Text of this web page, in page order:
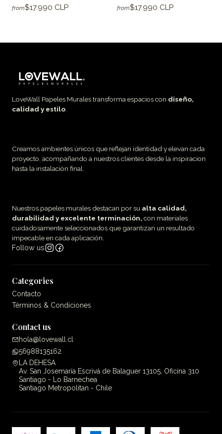
from$17.990 CLP from$17.990 CLP
LoveWall Papeles Murales transforma espacios con diseño,
calidad y estilo.
Creamos ambientes únicos que reflejan identidad y elevan cada
proyecto, acompañando a nuestros clientes desde la inspiracion
hasta la instalación final.
Nuestros papeles murales destacan por su alta calidad,
durabilidad y excelente terminación, con materiales
cuidadosamente seleccionados que garantizan un resultado
impecable en cada aplicación.
Follow us
Categories
Contacto
Términos & Condiciones
Contact us
hola@lovewall.cl
56988135162
LA DEHESA
Av. San Josemaría Escrivá de Balaguer 13105, Oficina 310
Santiago - Lo Barnechea
Santiago Metropolitan - Chile